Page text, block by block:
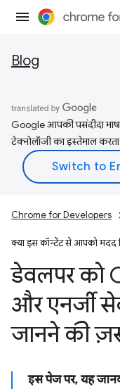
Blog
Google आपकी पसंदीदा
टेक्नोलॉजी का इस्तेमाल
Chrome for Developers
क्या इस कॉन्टेंट से आपको मदद
डेवलपर को
और एनर्जी
जानने की
इस पेज पर, यह